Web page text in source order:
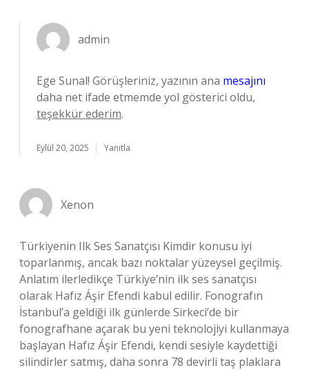
admin
Ege Sunal! Görüşleriniz, yazının ana mesajını
daha net ifade etmemde yol gösterici oldu,
teşekkür ederim.
Eylül 20, 2025 Yanıtla
Xenon
Türkiyenin Ilk Ses Sanatçısı Kimdir konusu iyi
toparlanmış, ancak bazı noktalar yüzeysel geçilmiş.
Anlatım ilerledikçe Türkiye’nin ilk ses sanatçısı
olarak Hafız Áşir Efendi kabul edilir. Fonografın
İstanbul’a geldiği ilk günlerde Sirkeci’de bir
fonografhane açarak bu yeni teknolojiyi kullanmaya
başlayan Hafız Áşir Efendi, kendi sesiyle kaydettiği
silindirler satmış, daha sonra 78 devirli taş plaklara